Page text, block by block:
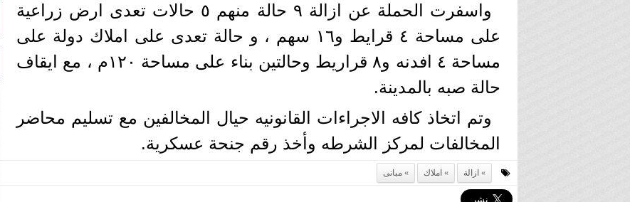
واسفرت الحملة عن ازالة ٩ حالة منهم ٥ حالات تعدى ارض زراعية
على مساحة ٤ قرايط و١٦ سهم ، و حالة تعدى على املاك دولة على
مساحة ٤ افدنه و٨ قراريط وحالتين بناء على مساحة ١٢٠م ، مع ايقاف
حالة صبه بالمدينة.
وتم اتخاذ كافه الاجراءات القانونيه حيال المخالفين مع تسليم محاضر
المخالفات لمركز الشرطه وأخذ رقم جنحة عسكرية.
ازالة املاك مبانى